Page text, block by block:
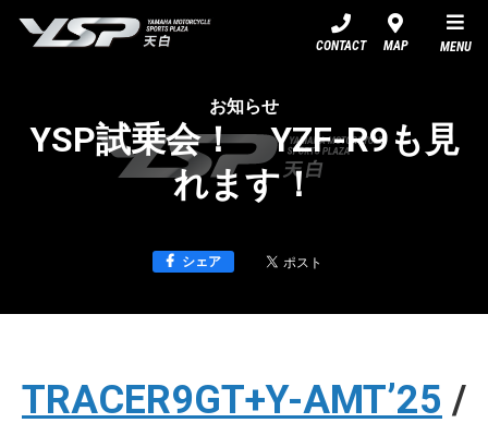
CONTACT MAP MENU
お知らせ
YSP試乗会！ YZF-R9も見
れます！
シェア
TRACER9GT+Y-AMT’25 /